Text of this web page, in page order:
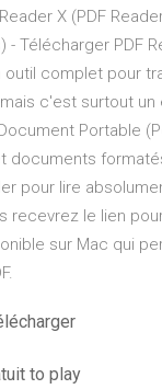
X (PDF
Télécharger PDF
complet pour
c'est surtout
Portable
documents
pour lire
recevrez le lien
sur Mac qui
to play